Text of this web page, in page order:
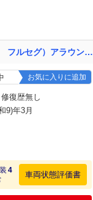
ノート ｅ－パワー メダリスト 県外仕入 禁煙車 エマージェンシーブレーキ 社外ナビ（ＣＤ ＤＶＤ ＢＴ フルセグ）アラウンドビューモニター インテリジェントミラー ＥＴＣ ドライブレコーダー クルーズコントロール 純正アルミ
お気に入りに追加
修復歴無し
9)年3月
4
車両状態評価書